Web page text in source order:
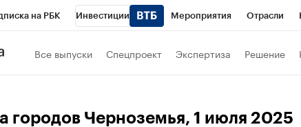
на РБК Инвестиции Мероприятия Отрасли
Вино Все выпуски Спецпроект Экспертиза Решение
городов Черноземья, 1 июля 2025